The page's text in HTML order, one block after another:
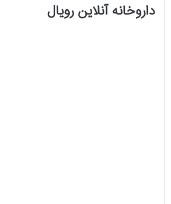
داروخانه آنلاین رویال